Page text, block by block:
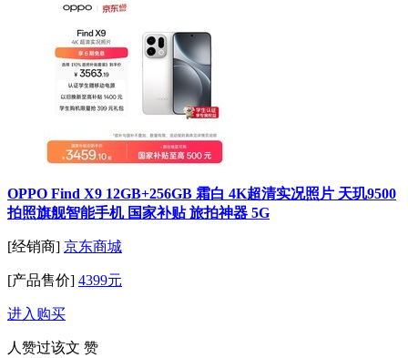
OPPO Find X9 12GB+256GB 霜白 4K超清实况照片 天玑9500
拍照旗舰智能手机 国家补贴 旅拍神器 5G
[经销商] 京东商城
[产品售价] 4399元
进入购买
人赞过该文 赞